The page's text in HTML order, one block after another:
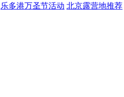
乐多港万圣节活动 北京露营地推荐